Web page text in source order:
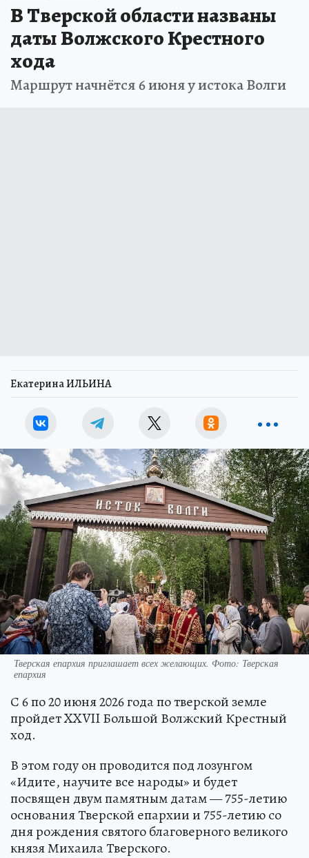
В Тверской области названы
даты Волжского Крестного
хода
Маршрут начнётся 6 июня у истока Волги
Екатерина ИЛЬИНА
Тверская епархия приглашает всех желающих. Фото: Тверская
епархия
С 6 по 20 июня 2026 года по тверской земле
пройдет XXVII Большой Волжский Крестный
ход.
В этом году он проводится под лозунгом
«Идите, научите все народы» и будет
посвящен двум памятным датам — 755-летию
основания Тверской епархии и 755-летию со
дня рождения святого благоверного великого
князя Михаила Тверского.